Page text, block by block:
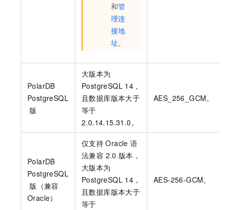
和管
理连
接地
址。
PolarDB
PostgreSQL
版
大版本为
PostgreSQL 14，
且数据库版本大于
等于
2.0.14.15.31.0。
AES_256_GCM。
PolarDB
PostgreSQL
版（兼容
Oracle）
仅支持 Oracle 语
法兼容 2.0 版本，
大版本为
PostgreSQL 14，
且数据库版本大于
等于
AES-256-GCM。